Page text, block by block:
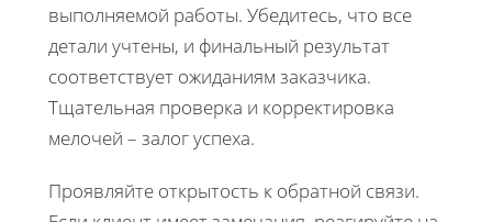
выполняемой работы. Убедитесь, что все
детали учтены, и финальный результат
соответствует ожиданиям заказчика.
Тщательная проверка и корректировка
мелочей – залог успеха.
Проявляйте открытость к обратной связи.